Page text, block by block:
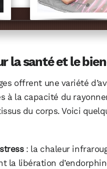
la santé et le
offrent une variété
à la capacité du
du corps. Voici
: la chaleur
la libération